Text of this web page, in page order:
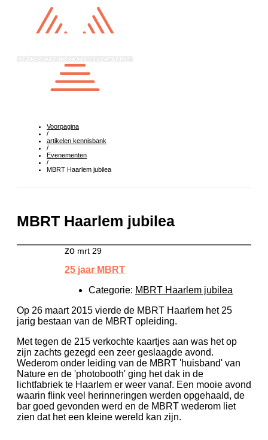
Voorpagina
/
artikelen kennisbank
/
Evenementen
/
MBRT Haarlem jubilea
MBRT Haarlem jubilea
zo mrt 29
25 jaar MBRT
Categorie: MBRT Haarlem jubilea
Op 26 maart 2015 vierde de MBRT Haarlem het 25
jarig bestaan van de MBRT opleiding.
Met tegen de 215 verkochte kaartjes aan was het op
zijn zachts gezegd een zeer geslaagde avond.
Wederom onder leiding van de MBRT 'huisband' van
Nature en de 'photobooth' ging het dak in de
lichtfabriek te Haarlem er weer vanaf. Een mooie avond
waarin flink veel herinneringen werden opgehaald, de
bar goed gevonden werd en de MBRT wederom liet
zien dat het een kleine wereld kan zijn.